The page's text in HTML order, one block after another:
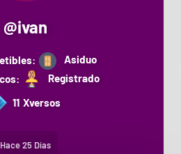
@ivan
11 Xversos
Asiduo
Registrado
Hace 25 Días